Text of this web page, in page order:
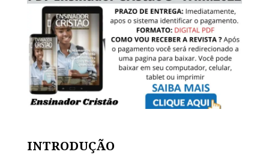
INTRODUÇÃO